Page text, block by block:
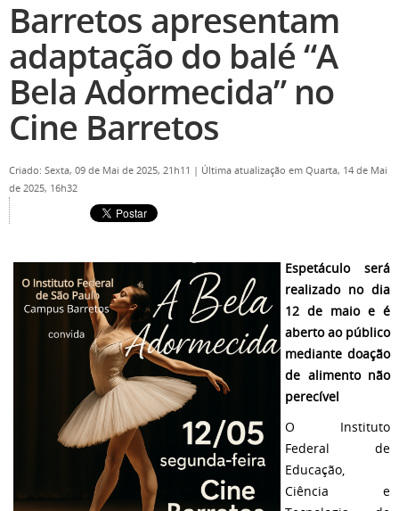
Barretos apresentam
adaptação do balé “A
Bela Adormecida” no
Cine Barretos
Criado: Sexta, 09 de Mai de 2025, 21h11 | Última atualização em Quarta, 14 de Mai
de 2025, 16h32
Espetáculo será
realizado no dia
12 de maio e é
aberto ao público
mediante doação
de alimento não
perecível
O Instituto
Federal de
Educação,
Ciência e